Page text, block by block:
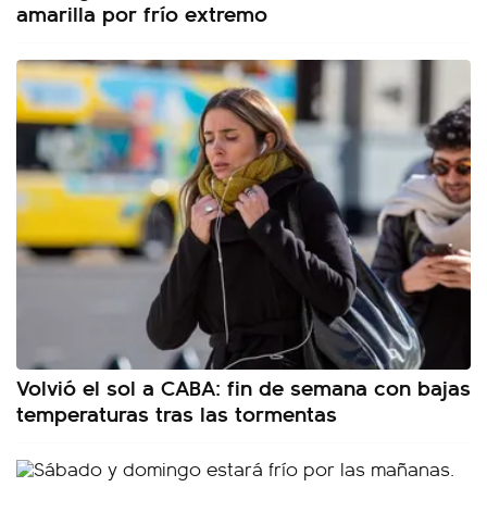
amarilla por frío extremo
Volvió el sol a CABA: fin de semana con bajas
temperaturas tras las tormentas